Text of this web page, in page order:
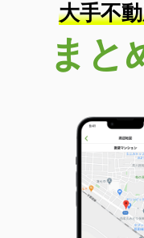
大手不
まと